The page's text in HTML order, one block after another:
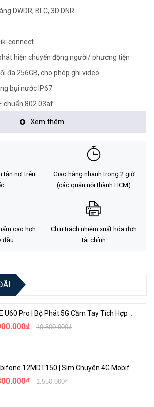
DWDR, BLC, 3D DNR
connect
hiện chuyển động người/ phương tiện
đa 256GB, cho phép ghi video
bụi nước IP67
chuẩn 802.03af
- (028)7300.2021 - VoHoang.vn>
camera và dịch vụ lắp đặt camera tận nơi:
Xem thêm
tận nơi trên
Giao hàng nhanh trong 2 giờ
(các quận nội thành HCM)
cao hơn
đầu
Chịu trách nhiệm xuất hóa đơn
tài chính
ZTE U60 Pro | Bộ Phát 5G Cầm Tay Tích Hợp Công Nghệ WiFi 7, Pin 10000mAh
10.500.000₫
1.550.000₫